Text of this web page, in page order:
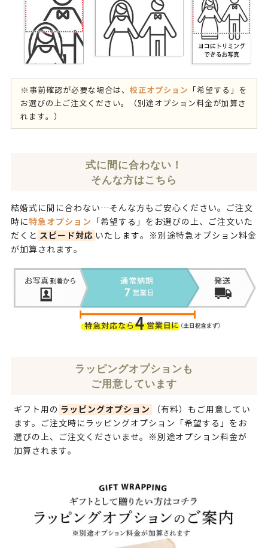
※事前確認が必要な場合は、 校正オプション
「希望する」を
お選びの上ご注文ください。（別途オプション料金が加算さ
れます。）
式に間に合わない！
そんな方はこちら
結婚式に間に合わない…そんな方もご安心ください。ご注文
時に特急オプション
「希望する」をお選びの上、ご注文いた
だくと スピード対応 いたします。※別途特急オプション料金
が加算されます。
ラッピングオプションも
ご用意しています
ギフト用の ラッピングオプション
（有料）もご用意してい
ます。ご注文時にラッピングオプション「希望する」をお
選びの上、ご注文くださいませ。※別途オプション料金が
加算されます。